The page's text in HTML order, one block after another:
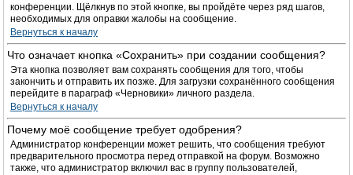
конференции. Щёлкнув по этой кнопке, вы пройдёте через ряд шагов,
необходимых для оправки жалобы на сообщение.
Вернуться к началу
Что означает кнопка «Сохранить» при создании сообщения?
Эта кнопка позволяет вам сохранять сообщения для того, чтобы
закончить и отправить их позже. Для загрузки сохранённого сообщения
перейдите в параграф «Черновики» личного раздела.
Вернуться к началу
Почему моё сообщение требует одобрения?
Администратор конференции может решить, что сообщения требуют
предварительного просмотра перед отправкой на форум. Возможно
также, что администратор включил вас в группу пользователей,